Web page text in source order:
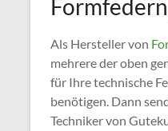
Als Hersteller von
mehrere der oben
für Ihre technische
benötigen. Dann
Techniker von